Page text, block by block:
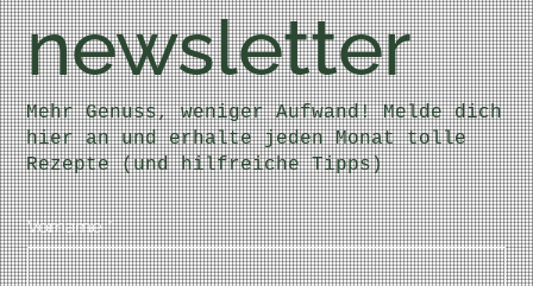
newsletter
Mehr Genuss, weniger Aufwand! Melde dich
hier an und erhalte jeden Monat tolle
Rezepte (und hilfreiche Tipps)
Vorname *